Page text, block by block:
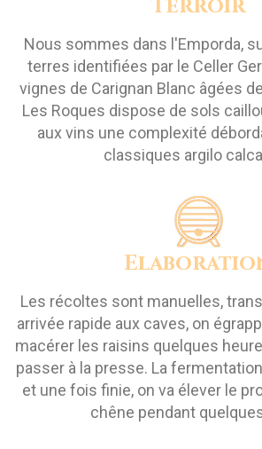
Terroir
Nous sommes dans l'Emporda,
terres identifiées par le Celler
vignes de Carignan Blanc âgées
Les Roques dispose de sols
aux vins une complexité
classiques argilo
Les récoltes sont manuelles,
arrivée rapide aux caves, on
macérer les raisins quelques
passer à la presse. La
et une fois finie, on va élever le
chêne pendant